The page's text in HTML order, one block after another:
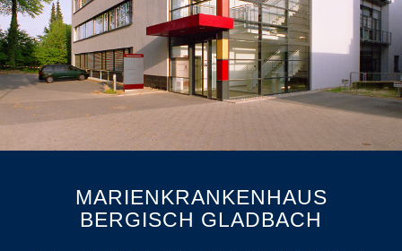
MARIENKRANKENHAUS
BERGISCH GLADBACH